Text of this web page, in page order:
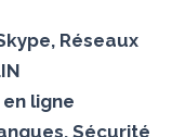
Réseaux
ligne
Sécurité